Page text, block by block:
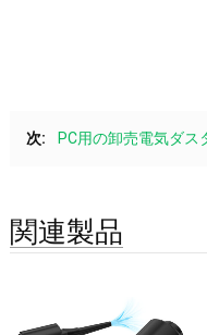
次: PC用の卸売電気ダス
関連製品